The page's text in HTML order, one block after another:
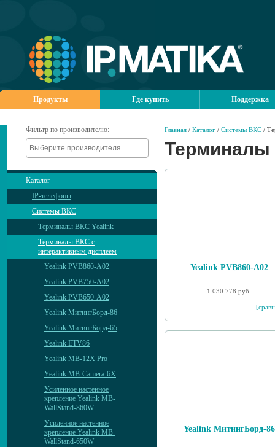
Продукты Где купить Поддержка
Фильтр по производителю:
Каталог
IP-телефоны
Системы ВКС
Терминалы ВКС Yealink
Терминалы ВКС с
интерактивным дисплеем
Yealink PVB860-A02
Yealink PVB750-A02
Yealink PVB650-A02
Yealink МитингБорд-86
Yealink МитингБорд-65
Yealink ETV86
Yealink MB-12X Pro
Yealink MB-Camera-6X
Усиленное настенное
крепление Yealink MB-
WallStand-860W
Уcиленное настенное
крепление Yealink MB-
WallStand-650W
Главная / Каталог / Системы ВКС /
Терминалы
Yealink PVB860-A02
1 030 778 руб.
Yealink МитингБорд-86